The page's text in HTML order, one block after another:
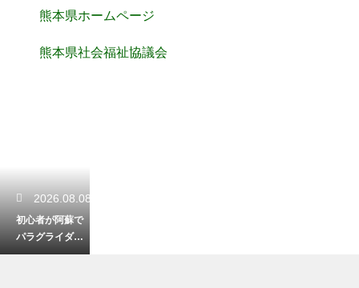
熊本県ホームページ
熊本県社会福祉協議会
2026.08.08
初心者が阿蘇で
パラグライダー
体験！安全に楽